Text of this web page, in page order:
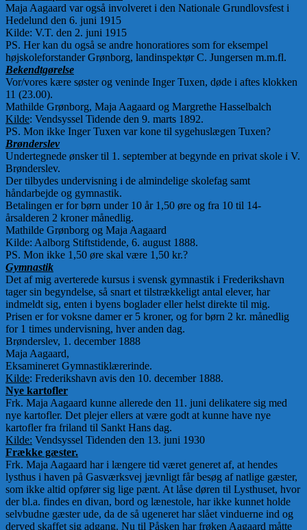
Maja Aagaard var også involveret i den Nationale Grundlovsfest i
Hedelund den 6. juni 1915
Kilde: V.T. den 2. juni 1915
PS. Her kan du også se andre honoratiores som for eksempel
højskoleforstander Grønborg, landinspektør C. Jungersen m.m.fl.
Bekendtgørelse
Vor/vores kære søster og veninde Inger Tuxen, døde i aftes klokken
11 (23.00).
Mathilde Grønborg, Maja Aagaard og Margrethe Hasselbalch
Kilde: Vendsyssel Tidende den 9. marts 1892.
PS. Mon ikke Inger Tuxen var kone til sygehuslægen Tuxen?
Brønderslev
Undertegnede ønsker til 1. september at begynde en privat skole i V.
Brønderslev.
Der tilbydes undervisning i de almindelige skolefag samt
håndarbejde og gymnastik.
Betalingen er for børn under 10 år 1,50 øre og fra 10 til 14-
årsalderen 2 kroner månedlig.
Mathilde Grønborg og Maja Aagaard
Kilde: Aalborg Stiftstidende, 6. august 1888.
PS. Mon ikke 1,50 øre skal være 1,50 kr.?
Gymnastik
Det af mig averterede kursus i svensk gymnastik i Frederikshavn
tager sin begyndelse, så snart et tilstrækkeligt antal elever, har
indmeldt sig, enten i byens boglader eller helst direkte til mig.
Prisen er for voksne damer er 5 kroner, og for børn 2 kr. månedlig
for 1 times undervisning, hver anden dag.
Brønderslev, 1. december 1888
Maja Aagaard,
Eksamineret Gymnastiklærerinde.
Kilde: Frederikshavn avis den 10. december 1888.
Nye kartofler
Frk. Maja Aagaard kunne allerede den 11. juni delikatere sig med
nye kartofler. Det plejer ellers at være godt at kunne have nye
kartofler fra friland til Sankt Hans dag.
Kilde: Vendsyssel Tidenden den 13. juni 1930
Frække gæster.
Frk. Maja Aagaard har i længere tid været generet af, at hendes
lysthus i haven på Gasværksvej jævnligt får besøg af natlige gæster,
som ikke altid opfører sig lige pænt. At låse døren til Lysthuset, hvor
der bl.a. findes en divan, bord og lænestole, har ikke kunnet holde
selvbudne gæster ude, da de så ugeneret har slået vinduerne ind og
derved skaffet sig adgang. Nu til Påsken har frøken Aagaard måtte